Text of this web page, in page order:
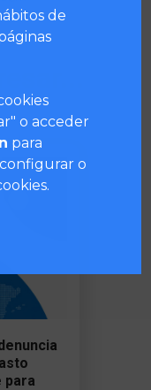
para
de
o acceder
para
o